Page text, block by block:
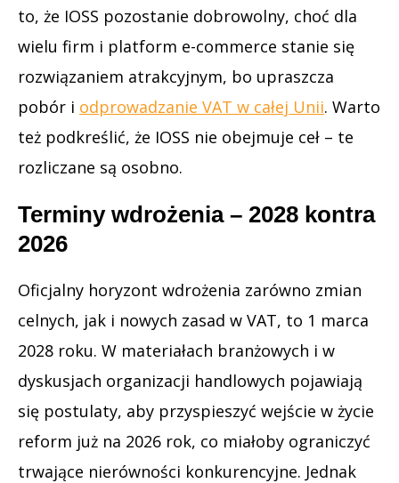
to, że IOSS pozostanie dobrowolny, choć dla
wielu firm i platform e-commerce stanie się
rozwiązaniem atrakcyjnym, bo upraszcza
pobór i odprowadzanie VAT w całej Unii. Warto
też podkreślić, że IOSS nie obejmuje ceł – te
rozliczane są osobno.
Terminy wdrożenia – 2028 kontra
2026
Oficjalny horyzont wdrożenia zarówno zmian
celnych, jak i nowych zasad w VAT, to 1 marca
2028 roku. W materiałach branżowych i w
dyskusjach organizacji handlowych pojawiają
się postulaty, aby przyspieszyć wejście w życie
reform już na 2026 rok, co miałoby ograniczyć
trwające nierówności konkurencyjne. Jednak